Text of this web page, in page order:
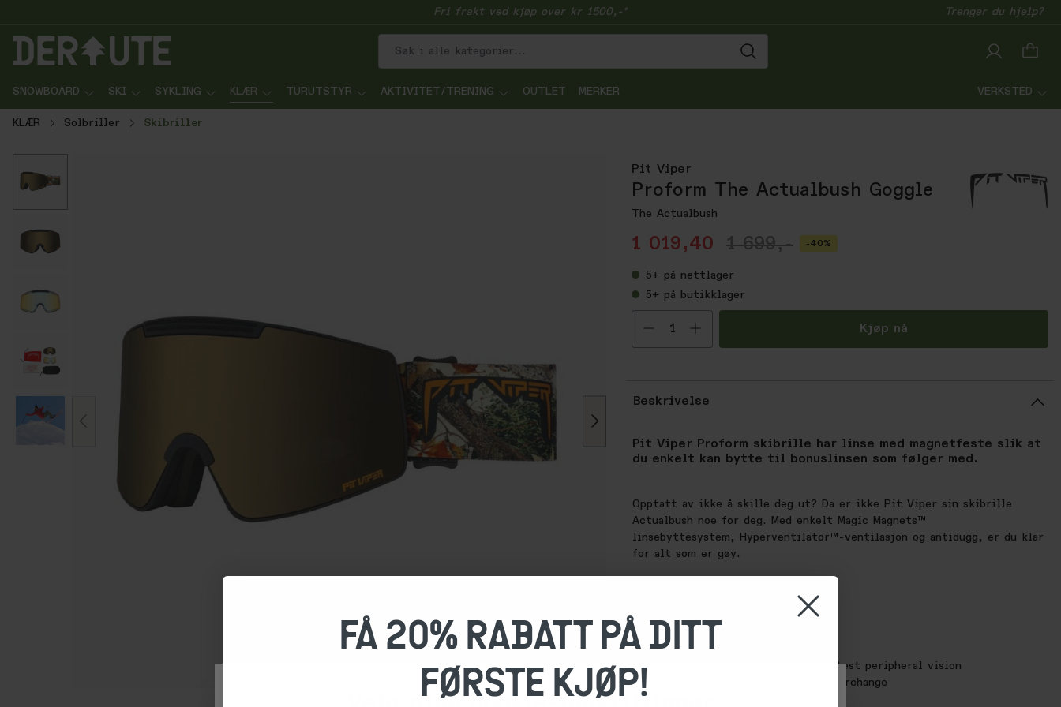
Fri frakt ved kjøp over kr 1500,-* Trenger du hjelp?
SNOWBOARD SKI SYKLING KLÆR TURUTSTYR AKTIVITET/TRENING OUTLET MERKER VERKSTED
KLÆR Solbriller Skibriller
Pit Viper
Proform The Actualbush Goggle
The Actualbush
1 019,40 1 699,- -40%
5+ på nettlager
5+ på butikklager
Velg antall Kjøp nå
Beskrivelse
Pit Viper Proform skibrille har linse med magnetfeste slik at
du enkelt kan bytte til bonuslinsen som følger med.
Opptatt av ikke å skille deg ut? Da er ikke Pit Viper sin skibrille
Actualbush noe for deg. Med enkelt Magic Magnets™
linsebyttesystem, Hyperventilator™-ventilasjon og antidugg, er du klar
for alt som er gøy.
Light transmission: 12%, CAT 3
100% UVA + UVB protection
Perfect Peripherals: World’s greatest peripheral vision
Magic Magnets™ magnetic lens interchange
Never Fog: Anti-fog lens coating
FÅ 20% RABATT PÅ DITT
FØRSTE KJØP!